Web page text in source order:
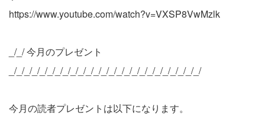
https://www.youtube.com/watch?v=VXSP8VwMzlk
_/_/ 今月のプレゼント
_/_/_/_/_/_/_/_/_/_/_/_/_/_/_/_/_/_/_/_/_/_/_/_/_/
今月の読者プレゼントは以下になります。